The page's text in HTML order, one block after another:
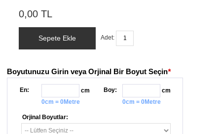
0,00 TL
Sepete Ekle Adet:
Boyutunuzu Girin veya Orjinal Bir Boyut Seçin*
En:
cm
0cm = 0Metre
Boy:
cm
0cm = 0Metre
Orjinal Boyutlar: